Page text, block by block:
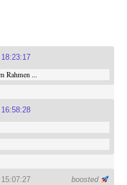
Rahmen ...
boosted